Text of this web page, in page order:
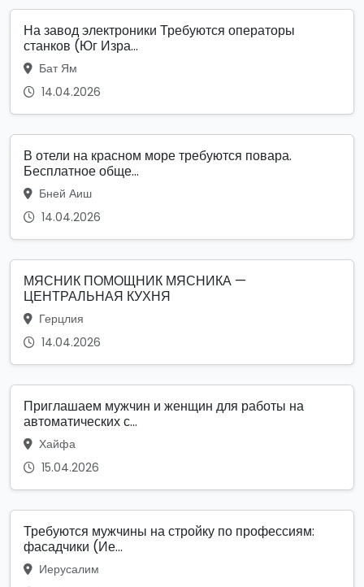
На завод электроники Требуются операторы
станков (Юг Изра...
Бат Ям
14.04.2026
В отели на красном море требуются повара.
Бесплатное обще...
Бней Аиш
14.04.2026
МЯСНИК ПОМОЩНИК МЯСНИКА —
ЦЕНТРАЛЬНАЯ КУХНЯ
Герцлия
14.04.2026
Приглашаем мужчин и женщин для работы на
автоматических с...
Хайфа
15.04.2026
Требуются мужчины на стройку по профессиям:
фасадчики (Ие...
Иерусалим